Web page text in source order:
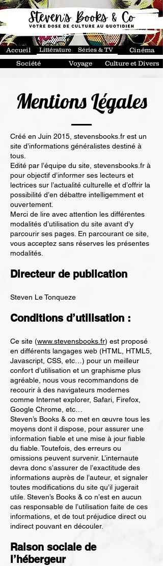
Cinéma
Culture et Divers
Séries & TV
Voyage
Société
Accueil Littérature
Mentions Légales
Créé en Juin 2015, stevensbooks.fr est un
site d’informations généralistes destiné à
tous.
Edité par l’équipe du site, stevensbooks.fr à
pour objectif d’informer ses lecteurs et
lectrices sur l’actualité culturelle et d’offrir la
possibilité d’en débattre intelligemment et
ouvertement.
Merci de lire avec attention les différentes
modalités d’utilisation du site avant d’y
parcourir ses pages. En parcourant ce site,
vous acceptez sans réserves les présentes
modalités.
Directeur de publication
Steven Le Tonqueze
Conditions d’utilisation :
Ce site (www.stevensbooks.fr) est proposé
en différents langages web (HTML, HTML5,
Javascript, CSS, etc…) pour un meilleur
confort d’utilisation et un graphisme plus
agréable, nous vous recommandons de
recourir à des navigateurs modernes
comme Internet explorer, Safari, Firefox,
Google Chrome, etc…
Steven’s Books & co met en œuvre tous les
moyens dont il dispose, pour assurer une
information fiable et une mise à jour fiable
du fiable. Toutefois, des erreurs ou
omissions peuvent survenir. L’internaute
devra donc s’assurer de l’exactitude des
informations auprès de l’auteur, et signaler
toutes modifications du site qu’il jugerait
utile. Steven’s Books & co n’est en aucun
cas responsable de l’utilisation faite de ces
informations, et de tout préjudice direct ou
indirect pouvant en découler.
Raison sociale de
l’hébergeur